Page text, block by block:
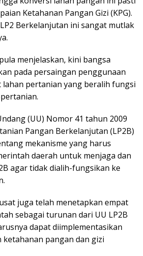
Ketahanan Pangan Gizi (KPG).
Berkelanjutan ini sangat mutlak
menjelaskan, kini bangsa
pada persaingan penggunaan
lahan pertanian yang beralih fungsi
(UU) Nomor 41 tahun 2009
Pangan Berkelanjutan (LP2B)
mekanisme yang harus
daerah untuk menjaga dan
agar tidak dialih-fungsikan ke
juga telah menetapkan empat
sebagai turunan dari UU LP2B
dapat diimplementasikan
pangan dan gizi